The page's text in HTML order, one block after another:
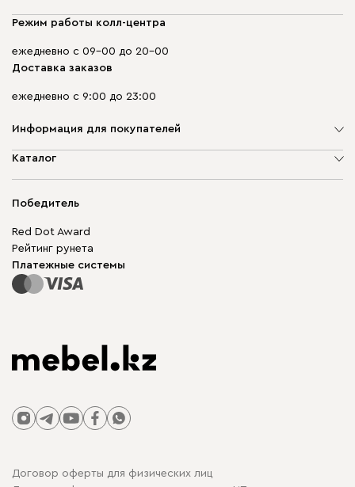
Режим работы колл-центра
ежедневно с 09-00 до 20-00
Доставка заказов
ежедневно с 9:00 до 23:00
Информация для покупателей
О компании
Гарантия
Карта сайта
Каталог
Корпусная мебель
Модульная мебель
Столы и стулья
Победитель
Red Dot Award
Рейтинг рунета
Платежные системы
Договор оферты для физических лиц